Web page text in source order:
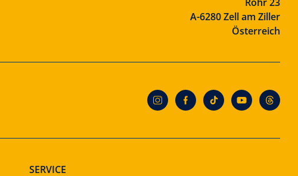
A-6280 Zell am Ziller
Österreich
SERVICE